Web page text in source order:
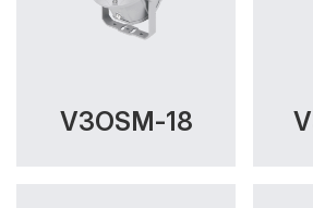
V3OSM-18